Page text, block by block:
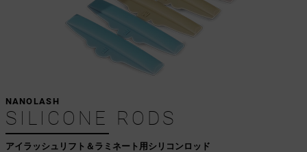
アイラッシュリフト＆ラミネート用シリコンロッド
NANOLASH
SILICONE RODS